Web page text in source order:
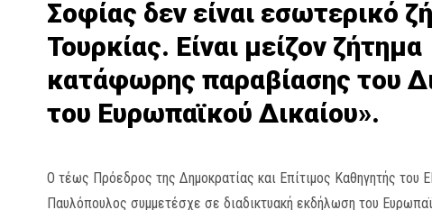
Σοφίας δεν είναι εσωτερικό
Τουρκίας. Είναι μείζον ζήτημα
κατάφωρης παραβίασης του
του Ευρωπαϊκού Δικαίου».
Ο τέως Πρόεδρος της Δημοκρατίας και Επίτιμος Καθηγητής του
Παυλόπουλος συμμετέσχε σε διαδικτυακή εκδήλωση του